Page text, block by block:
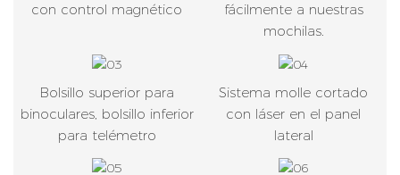
con control magnético
fácilmente a nuestras
mochilas.
Bolsillo superior para
binoculares, bolsillo inferior
para telémetro
Sistema molle cortado
con láser en el panel
lateral